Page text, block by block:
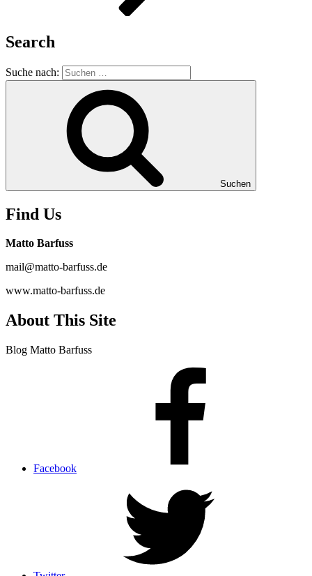
Search
Suche nach:
Suchen
Find Us
Matto Barfuss
mail@matto-barfuss.de
www.matto-barfuss.de
About This Site
Blog Matto Barfuss
Facebook